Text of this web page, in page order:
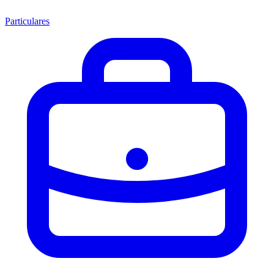
Particulares